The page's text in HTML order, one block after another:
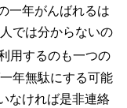
一年がんばれるは
では分からないの
用するのも一つの
年無駄にする可能
なければ是非連絡